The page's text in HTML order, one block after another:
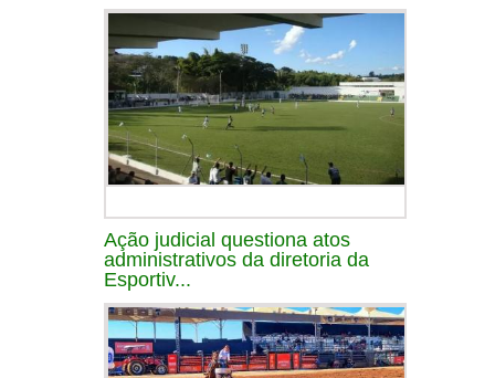
Ação judicial questiona atos
administrativos da diretoria da
Esportiv...